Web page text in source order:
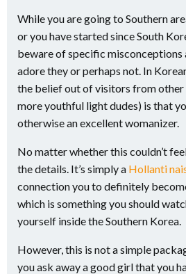
While you are going to Southern
or you have started since South
beware of specific
adore they or perhaps not. In
the belief out of visitors from
more youthful light dudes) is that
otherwise an excellent womanizer.
No matter whether this couldn’t
the details. It’s simply a Hollanti
connection you to definitely
which is something you should
yourself inside the Southern Korea.
However, this is not a simple
you ask away a good girl that you